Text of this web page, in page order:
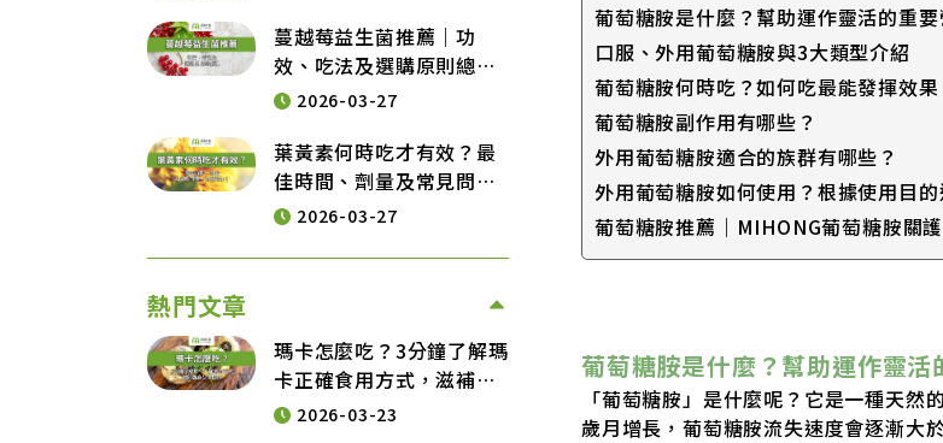
葡萄糖胺是什麼？幫助運作靈活的重要
口服、外用葡萄糖胺與3大類型介紹
葡萄糖胺何時吃？如何吃最能發揮效果
葡萄糖胺副作用有哪些？
外用葡萄糖胺適合的族群有哪些？
外用葡萄糖胺如何使用？根據使用目
葡萄糖胺推薦｜MIHONG葡萄糖胺關
葡萄糖胺是什麼？幫助運作靈活
「葡萄糖胺」是什麼呢？它是一種天
歲月增長，葡萄糖胺流失速度會逐漸大
蔓越莓益生菌推薦｜功
效、吃法及選購原則總整
理 2026-03-27
葉黃素何時吃才有效？最
佳時間、劑量及常見問題
一次告訴你！
2026-03-27
熱門文章
瑪卡怎麼吃？3分鐘了解瑪
卡正確食用方式，滋補強
身又助提神
2026-03-23